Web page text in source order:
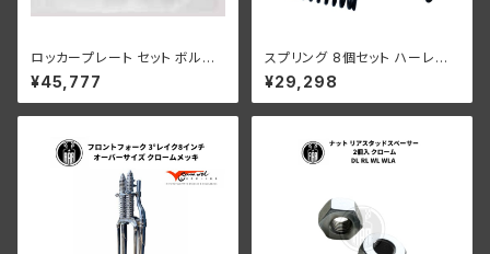
ロッカープレート セット ボルト
ワッシャー付き 2 個セット ブラッ
ク ハーレーダビッドソン RL WL
WLA
¥45,777
スプリング 8個セット ハーレー
ダビッドソン RL DL W I-Beam
スプリンガー パーカーライズド
¥29,298